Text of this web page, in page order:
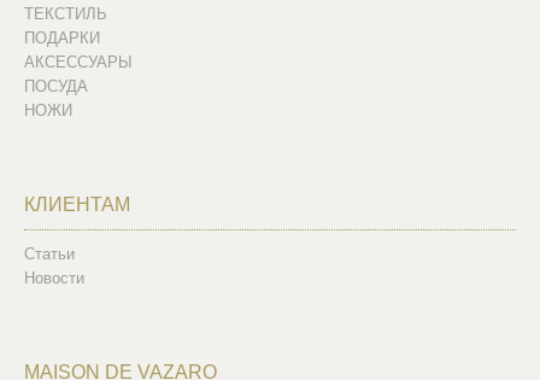
ТЕКСТИЛЬ
ПОДАРКИ
АКСЕССУАРЫ
ПОСУДА
НОЖИ
КЛИЕНТАМ
Статьи
Новости
MAISON DE VAZARO